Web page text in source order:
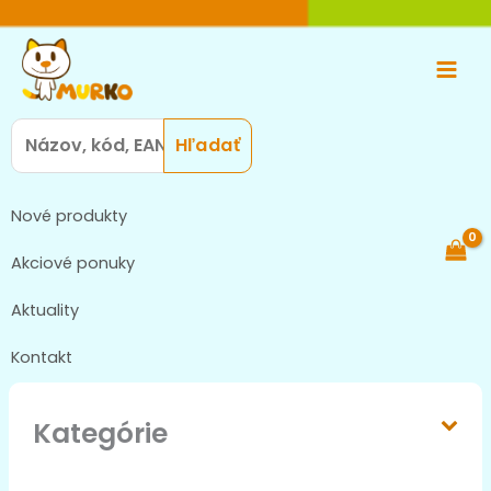
obsah
Main
Search
for:
Nové produkty
Akciové ponuky
Aktuality
Kontakt
Kategórie